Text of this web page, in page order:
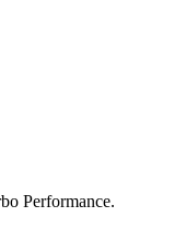
Performance.